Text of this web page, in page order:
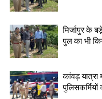
मिर्जापुर के
पुल का भी
कांवड़ यात्रा
पुलिसकर्मियों